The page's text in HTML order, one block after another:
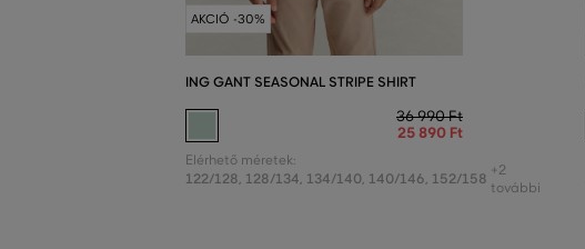
AKCIÓ -30%
ING GANT SEASONAL STRIPE SHIRT
36 990 Ft
25 890 Ft
Elérhető méretek:
122/128, 128/134, 134/140, 140/146, 152/158 +2
további